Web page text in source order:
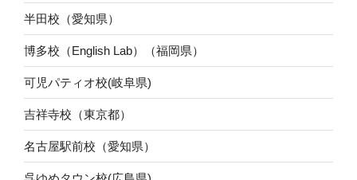
半田校（愛知県）
博多校（English Lab）（福岡県）
可児パティオ校(岐阜県)
吉祥寺校（東京都）
名古屋駅前校（愛知県）